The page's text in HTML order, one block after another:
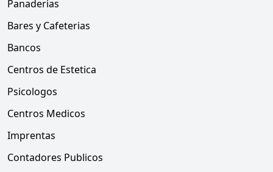
Panaderias
Bares y Cafeterias
Bancos
Centros de Estetica
Psicologos
Centros Medicos
Imprentas
Contadores Publicos